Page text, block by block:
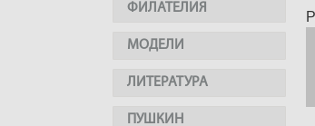
ФИЛАТЕЛИЯ
МОДЕЛИ
ЛИТЕРАТУРА
ПУШКИН